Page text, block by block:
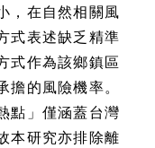
，在自然相關風
式表述缺乏精準
式作為該鄉鎮區
的風險機率。
點」僅涵蓋台灣
本研究亦排除離